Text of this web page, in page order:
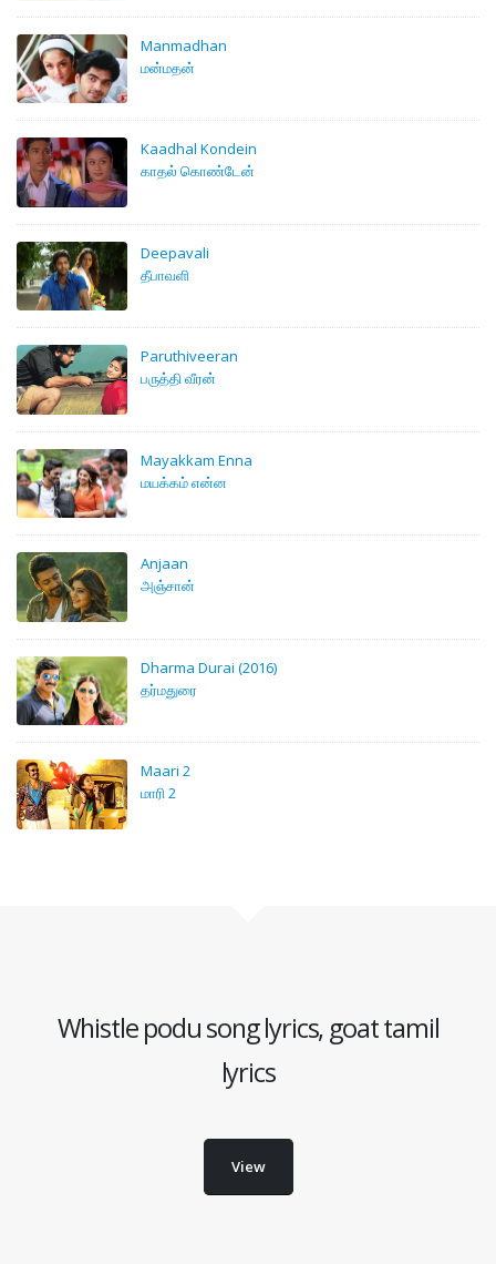
Manmadhan
மன்மதன்
Kaadhal Kondein
காதல் கொண்டேன்
Deepavali
தீபாவளி
Paruthiveeran
பருத்தி வீரன்
Mayakkam Enna
மயக்கம் என்ன
Anjaan
அஞ்சான்
Dharma Durai (2016)
தர்மதுரை
Maari 2
மாரி 2
Whistle podu song lyrics, goat tamil
lyrics
View